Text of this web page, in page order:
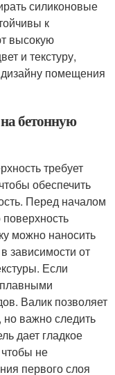
силиконовые
к
высокую
и текстуру,
помещения
бетонную
требует
обеспечить
Перед началом
можно наносить
зависимости от
Если
плавными
Валик позволяет
важно следить
дает гладкое
не
первого слоя